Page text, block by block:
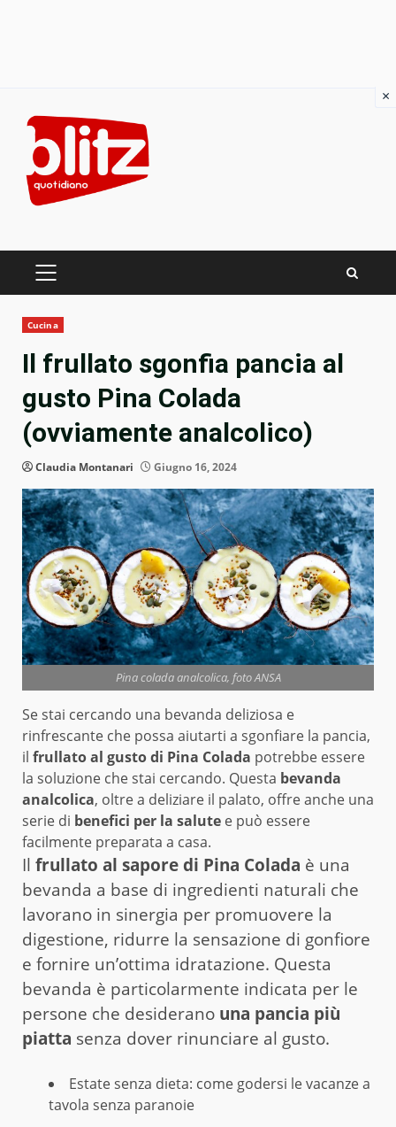
content
PRIMARY
Cucina
Il frullato sgonfia pancia al
gusto Pina Colada
(ovviamente analcolico)
Claudia Montanari Giugno 16, 2024
Pina colada analcolica, foto ANSA
Se stai cercando una bevanda deliziosa e
rinfrescante che possa aiutarti a sgonfiare la pancia,
il frullato al gusto di Pina Colada potrebbe essere
la soluzione che stai cercando. Questa bevanda
analcolica, oltre a deliziare il palato, offre anche una
serie di benefici per la salute e può essere
facilmente preparata a casa.
Il frullato al sapore di Pina Colada è una
bevanda a base di ingredienti naturali che
lavorano in sinergia per promuovere la
digestione, ridurre la sensazione di gonfiore
e fornire un’ottima idratazione. Questa
bevanda è particolarmente indicata per le
persone che desiderano una pancia più
piatta senza dover rinunciare al gusto.
Estate senza dieta: come godersi le vacanze a
tavola senza paranoie
×